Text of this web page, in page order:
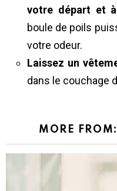
votre départ et
boule de poils
votre odeur.
Laissez un
dans le couchage
MORE FROM: